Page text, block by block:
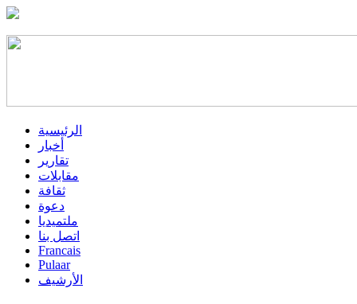
الرئيسية
أخبار
تقارير
مقابلات
ثقافة
دعوة
ملتميديا
اتصل بنا
Francais
Pulaar
الأرشيف